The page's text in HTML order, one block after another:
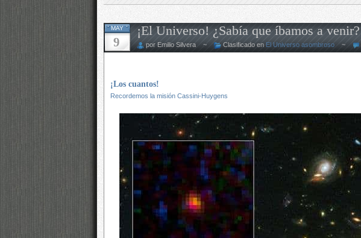
MAY
9
¡El Universo! ¿Sabía que íbamos a venir?
por Emilio Silvera ~ Clasificado en El Universo asombroso~
¡Los cuantos!
Recordemos la misión Cassini-Huygens